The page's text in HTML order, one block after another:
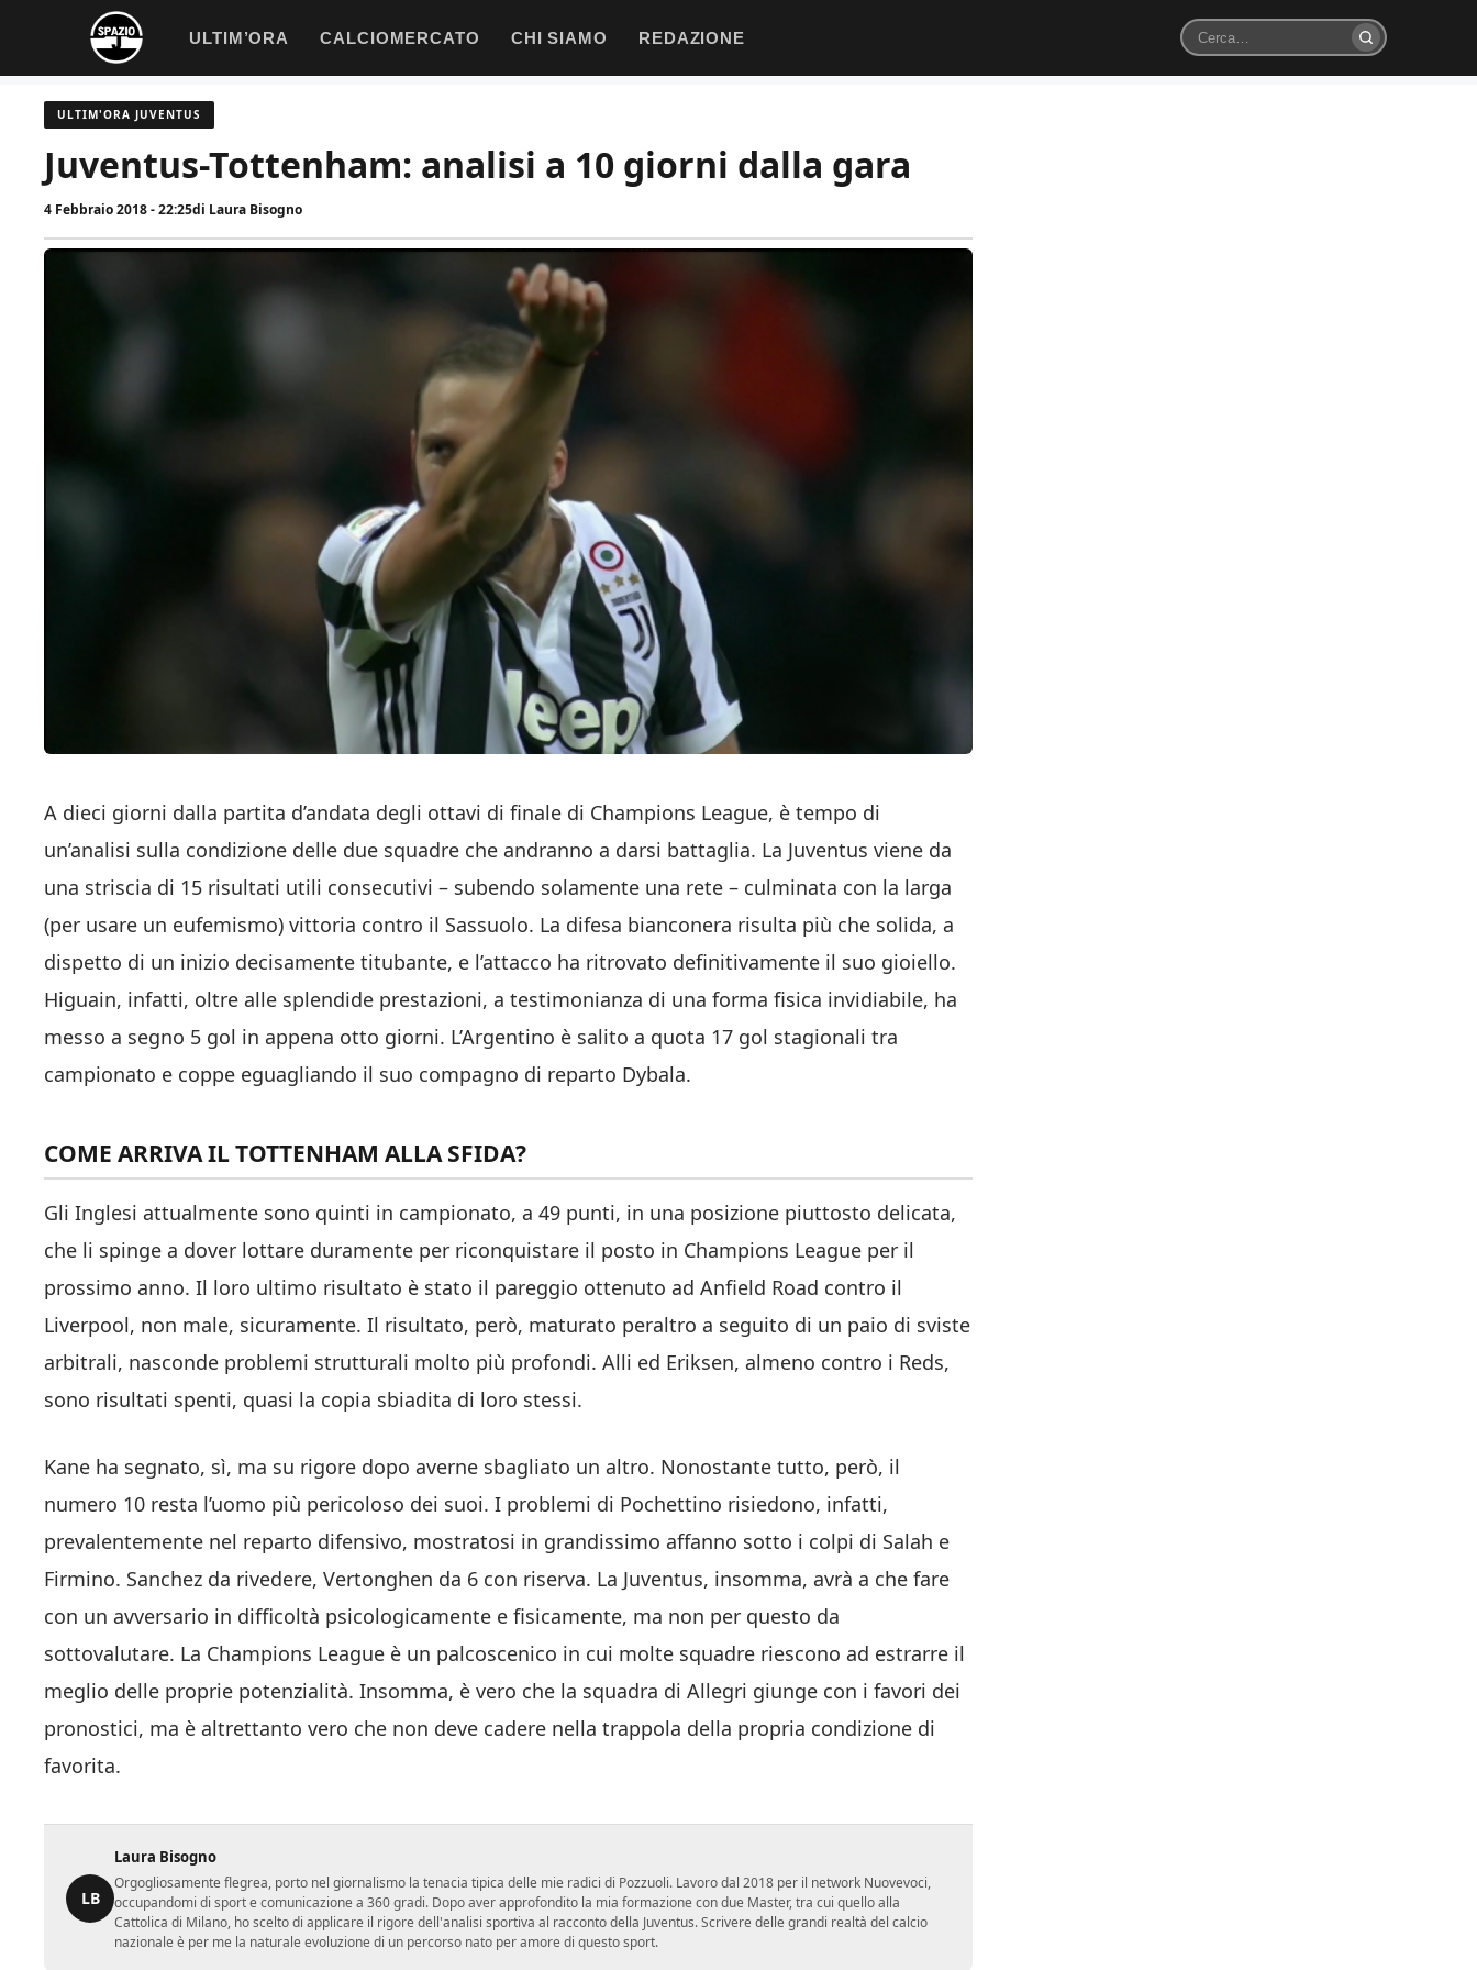
contenuto
ULTIM’ORA CALCIOMERCATO CHI SIAMO REDAZIONE
Cerca
ULTIM'ORA JUVENTUS
Juventus-Tottenham: analisi a 10 giorni dalla gara
4 Febbraio 2018 - 22:25di Laura Bisogno
A dieci giorni dalla partita d’andata degli ottavi di finale di Champions League, è tempo di
un’analisi sulla condizione delle due squadre che andranno a darsi battaglia. La Juventus viene da
una striscia di 15 risultati utili consecutivi – subendo solamente una rete – culminata con la larga
(per usare un eufemismo) vittoria contro il Sassuolo. La difesa bianconera risulta più che solida, a
dispetto di un inizio decisamente titubante, e l’attacco ha ritrovato definitivamente il suo gioiello.
Higuain, infatti, oltre alle splendide prestazioni, a testimonianza di una forma fisica invidiabile, ha
messo a segno 5 gol in appena otto giorni. L’Argentino è salito a quota 17 gol stagionali tra
campionato e coppe eguagliando il suo compagno di reparto Dybala.
COME ARRIVA IL TOTTENHAM ALLA SFIDA?
Gli Inglesi attualmente sono quinti in campionato, a 49 punti, in una posizione piuttosto delicata,
che li spinge a dover lottare duramente per riconquistare il posto in Champions League per il
prossimo anno. Il loro ultimo risultato è stato il pareggio ottenuto ad Anfield Road contro il
Liverpool, non male, sicuramente. Il risultato, però, maturato peraltro a seguito di un paio di sviste
arbitrali, nasconde problemi strutturali molto più profondi. Alli ed Eriksen, almeno contro i Reds,
sono risultati spenti, quasi la copia sbiadita di loro stessi.
Kane ha segnato, sì, ma su rigore dopo averne sbagliato un altro. Nonostante tutto, però, il
numero 10 resta l’uomo più pericoloso dei suoi. I problemi di Pochettino risiedono, infatti,
prevalentemente nel reparto difensivo, mostratosi in grandissimo affanno sotto i colpi di Salah e
Firmino. Sanchez da rivedere, Vertonghen da 6 con riserva. La Juventus, insomma, avrà a che fare
con un avversario in difficoltà psicologicamente e fisicamente, ma non per questo da
sottovalutare. La Champions League è un palcoscenico in cui molte squadre riescono ad estrarre il
meglio delle proprie potenzialità. Insomma, è vero che la squadra di Allegri giunge con i favori dei
pronostici, ma è altrettanto vero che non deve cadere nella trappola della propria condizione di
favorita.
LB
Laura Bisogno
Orgogliosamente flegrea, porto nel giornalismo la tenacia tipica delle mie radici di Pozzuoli. Lavoro dal 2018 per il network Nuovevoci,
occupandomi di sport e comunicazione a 360 gradi. Dopo aver approfondito la mia formazione con due Master, tra cui quello alla
Cattolica di Milano, ho scelto di applicare il rigore dell'analisi sportiva al racconto della Juventus. Scrivere delle grandi realtà del calcio
nazionale è per me la naturale evoluzione di un percorso nato per amore di questo sport.